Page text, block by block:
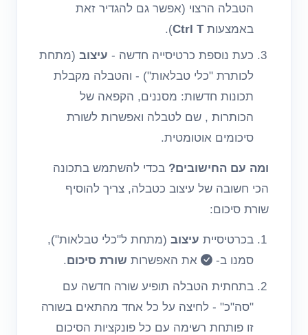
הטבלה הרצוי (אפשר גם להגדיר זאת
באמצעותCtrl T
).
כעת נוספת כרטיסייה חדשה -עיצוב(מתחת
לכותרת "כלי טבלאות") - והטבלה מקבלת
תכונות חדשות: מסננים, הקפאה של
הכותרות , שם לטבלה ואפשרות לשורת
סיכומים אוטומטית.
ומה עם החישובים?בכדי להשתמש בתכונה
הכי חשובה של עיצוב כטבלה, צריך להוסיף
שורת סיכום:
בכרטיסייתעיצוב(מתחת ל"כלי טבלאות"),
סמנו ב-
את האפשרותשורת סיכום.
בתחתית הטבלה תופיע שורה חדשה עם
"סה"כ" - לחיצה על כל אחד מהתאים בשורה
זו פותחת רשימה עם כל פונקציות הסיכום